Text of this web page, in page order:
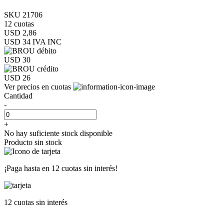
SKU 21706
12 cuotas
USD 2,86
USD 34 IVA INC
USD 30
USD 26
Ver precios en cuotas
Cantidad
-
+
No hay suficiente stock disponible
Producto sin stock
¡Paga hasta en 12 cuotas sin interés!
12 cuotas sin interés